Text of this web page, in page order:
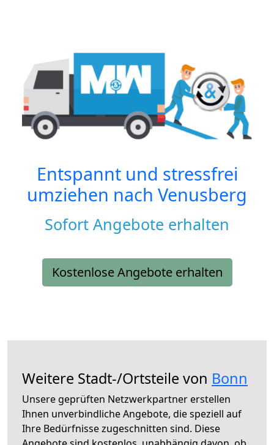
Entspannt und stressfrei
umziehen nach Venusberg
Sofort Angebote erhalten
Kostenlose Angebote erhalten
Weitere Stadt-/Ortsteile von Bonn
Unsere geprüften Netzwerkpartner erstellen
Ihnen unverbindliche Angebote, die speziell auf
Ihre Bedürfnisse zugeschnitten sind. Diese